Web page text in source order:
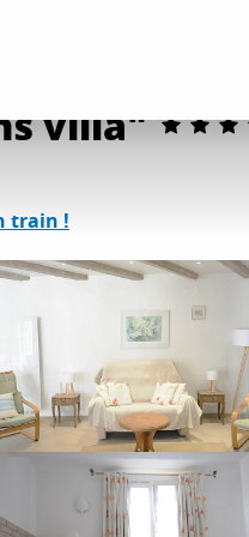
villa"
train !